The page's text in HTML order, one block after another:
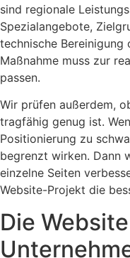
sind regionale
Spezialangebote,
technische Bereinigung
Maßnahme muss zur
passen.
Wir prüfen außerdem,
tragfähig genug ist.
Positionierung zu
begrenzt wirken. Dann
einzelne Seiten
Website-Projekt die
Die